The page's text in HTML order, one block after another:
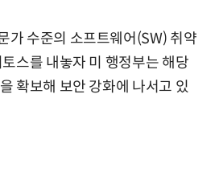
가 수준의 소프트웨어(SW) 취약
스를 내놓자 미 행정부는 해당
확보해 보안 강화에 나서고 있